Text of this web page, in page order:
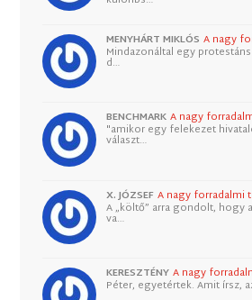
MENYHÁRT MIKLÓS A nagy
Mindazonáltal egy
d…
BENCHMARK A nagy
"amikor egy felekezet
választ…
X. JÓZSEF A nagy forradalmi
A „költő” arra gondolt, hogy
va…
KERESZTÉNY A nagy
Péter, egyetértek. Amit írsz,